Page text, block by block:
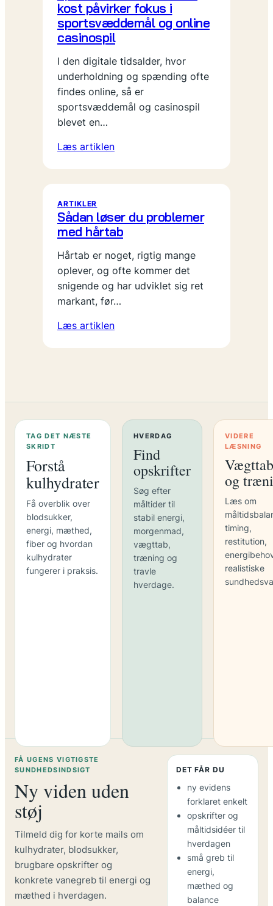
kost påvirker fokus i
sportsvæddemål og online
casinospil
I den digitale tidsalder, hvor
underholdning og spænding ofte
findes online, så er
sportsvæddemål og casinospil
blevet en…
Læs artiklen
ARTIKLER
Sådan løser du problemer
med hårtab
Hårtab er noget, rigtig mange
oplever, og ofte kommer det
snigende og har udviklet sig ret
markant, før…
Læs artiklen
TAG DET NÆSTE
SKRIDT
Forstå
kulhydrater
Få overblik over
blodsukker,
energi, mæthed,
fiber og hvordan
kulhydrater
fungerer i praksis.
HVERDAG
Find
opskrifter
Søg efter
måltider til
stabil energi,
morgenmad,
vægttab,
træning og
travle
hverdage.
VIDERE
LÆSNING
Vægttab
og
Læs om
timing,
restitution,
realistiske
FÅ UGENS VIGTIGSTE
SUNDHEDSINDSIGT
Ny viden uden
støj
Tilmeld dig for korte mails om
kulhydrater, blodsukker,
brugbare opskrifter og
konkrete vanegreb til energi og
mæthed i hverdagen.
DET FÅR DU
ny evidens
forklaret enkelt
opskrifter og
måltidsidéer til
hverdagen
små greb til
energi,
mæthed og
balance